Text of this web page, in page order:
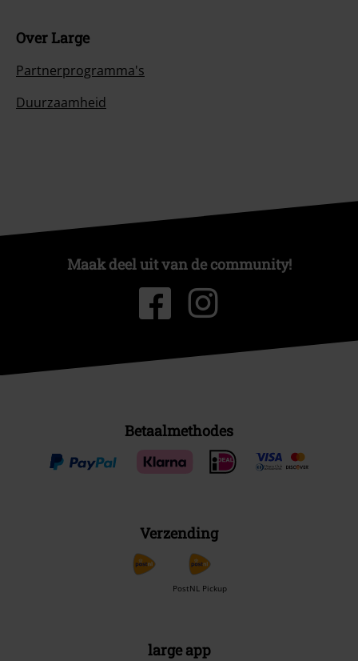
Over Large
Partnerprogramma's
Duurzaamheid
Maak deel uit van de community!
Betaalmethodes
Verzending
PostNL Pickup
large app